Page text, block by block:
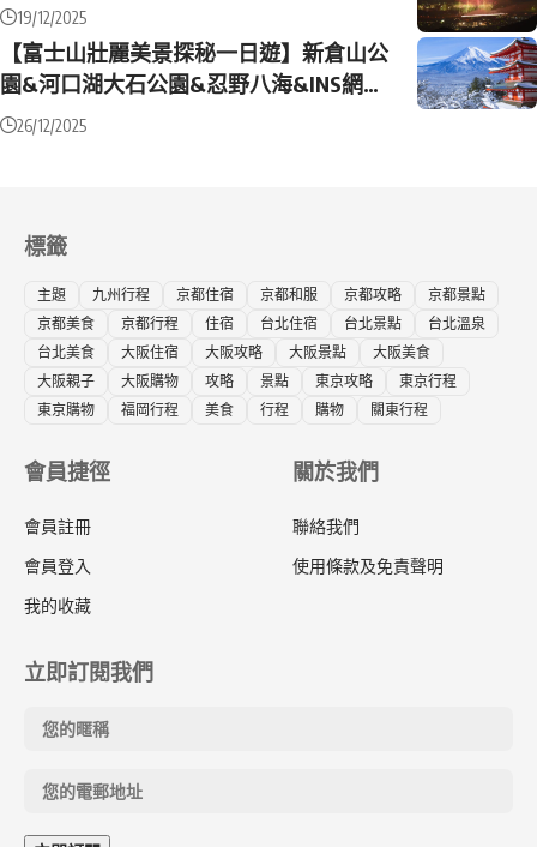
19/12/2025
【富士山壯麗美景探秘一日遊】新倉山公
園&河口湖大石公園&忍野八海&INS網紅
羅森&日川時計店（東京出發）
26/12/2025
標籤
主題 九州行程 京都住宿 京都和服 京都攻略
京都景點
京都美食
京都行程 住宿 台北住宿 台北景點
台北溫泉
台北美食
大阪住宿 大阪攻略 大阪景點
大阪美食
大阪親子
大阪購物 攻略 景點 東京攻略
東京行程
東京購物
福岡行程 美食 行程 購物 關東行程
會員捷徑
會員註冊
會員登入
我的收藏
關於我們
聯絡我們
使用條款及免責聲明
立即訂閱我們